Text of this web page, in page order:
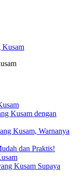
Kusam dengan
Kusam, Warnanya
dan Praktis!
Kusam Supaya